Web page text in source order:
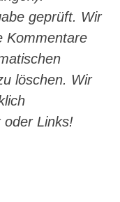
geprüft. Wir
Kommentare
löschen. Wir
oder Links!